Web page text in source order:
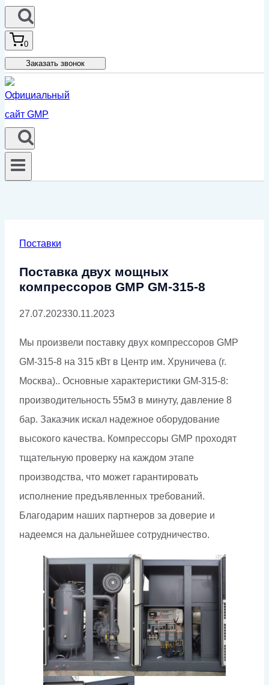
0
Заказать звонок
Поставки
Поставка двух мощных
компрессоров GMP GM-315-8
27.07.202330.11.2023
Мы произвели поставку двух компрессоров GMP
GM-315-8 на 315 кВт в Центр им. Хруничева (г.
Москва).. Основные характеристики GM-315-8:
производительность 55м3 в минуту, давление 8
бар. Заказчик искал надежное оборудование
высокого качества. Компрессоры GMP проходят
тщательную проверку на каждом этапе
производства, что может гарантировать
исполнение предъявленных требований.
Благодарим наших партнеров за доверие и
надеемся на дальнейшее сотрудничество.